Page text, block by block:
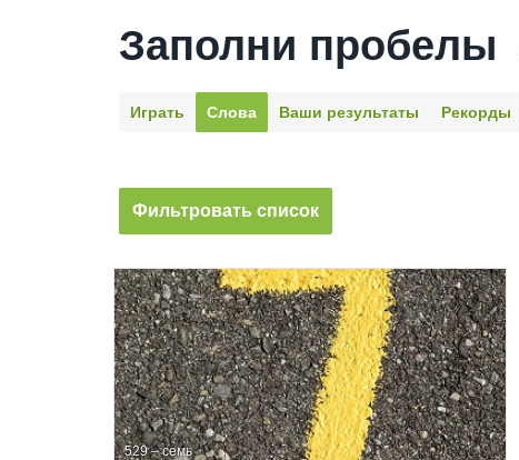
Заполни пробелы
Играть Слова Ваши результаты Рекорды
Фильтровать список
529 – семь